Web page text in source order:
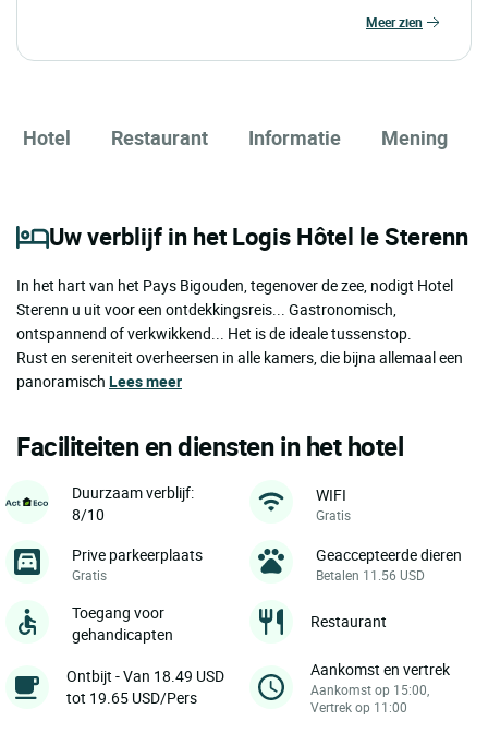
meer zien
Hotel Restaurant Informatie Mening
Uw verblijf in het Logis Hôtel le Sterenn
In het hart van het Pays Bigouden, tegenover de zee, nodigt Hotel
Sterenn u uit voor een ontdekkingsreis... Gastronomisch,
ontspannend of verkwikkend... Het is de ideale tussenstop.
Rust en sereniteit overheersen in alle kamers, die bijna allemaal een
panoramisch Lees meer
Faciliteiten en diensten in het hotel
Duurzaam verblijf:
8/10
WIFI
Gratis
Prive parkeerplaats
Gratis
Geaccepteerde dieren
Betalen 11.56 USD
Toegang voor
gehandicapten
Restaurant
Ontbijt - Van 18.49 USD
tot 19.65 USD/Pers
Aankomst en vertrek
Aankomst op 15:00,
Vertrek op 11:00